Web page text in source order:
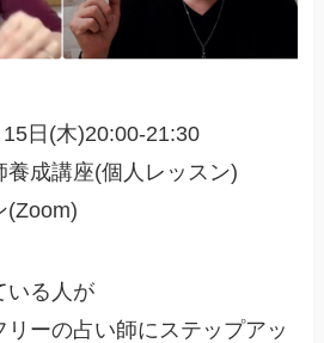
日(木)20:00-21:30
成講座(個人レッスン)
(Zoom)
いる人が
ーの占い師にステップアッ